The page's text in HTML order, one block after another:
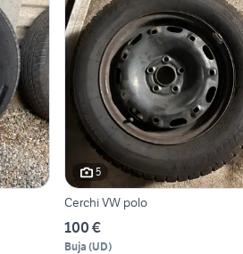
5
Cerchi VW polo
100 €
Buja (UD)